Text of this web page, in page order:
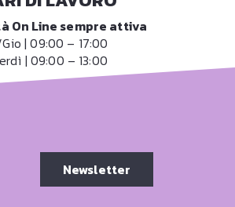
On Line sempre attiva
| 09:00 – 17:00
| 09:00 – 13:00
Newsletter